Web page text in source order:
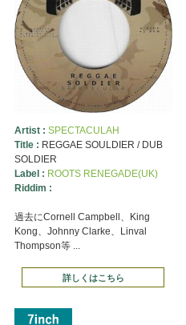
Artist : SPECTACULAH
Title : REGGAE SOULDIER / DUB
SOLDIER
Label : ROOTS RENEGADE(UK)
Riddim :
過去にCornell Campbell、King
Kong、Johnny Clarke、Linval
Thompson等 ...
詳しくはこちら